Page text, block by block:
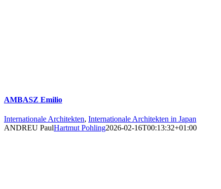
AMBASZ Emilio
Internationale Architekten, Internationale Architekten in Japan
ANDREU PaulHartmut Pohling2026-02-16T00:13:32+01:00